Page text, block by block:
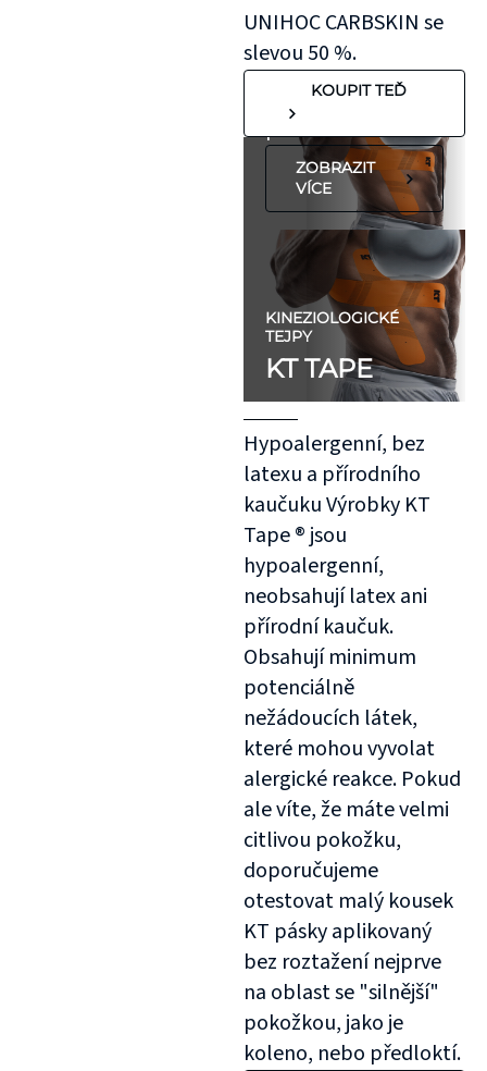
UNIHOC CARBSKIN se
slevou 50 %.
KOUPIT TEĎ
na oblast se
"silnější"
pokožkou, jako je
koleno, nebo
předloktí.
ZOBRAZIT
VÍCE
KINEZIOLOGICKÉ
TEJPY
KT TAPE
Hypoalergenní, bez
latexu a přírodního
kaučuku Výrobky KT
Tape ® jsou
hypoalergenní,
neobsahují latex ani
přírodní kaučuk.
Obsahují minimum
potenciálně
nežádoucích látek,
které mohou vyvolat
alergické reakce. Pokud
ale víte, že máte velmi
citlivou pokožku,
doporučujeme
otestovat malý kousek
KT pásky aplikovaný
bez roztažení nejprve
na oblast se "silnější"
pokožkou, jako je
koleno, nebo předloktí.